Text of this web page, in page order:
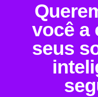
você a
seus